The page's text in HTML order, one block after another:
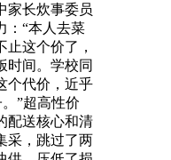
家长炊事委员
：“本人去菜
这个价了，
时间。学校同
个代价，近乎
”超高性价
配送核心和清
采，跳过了两